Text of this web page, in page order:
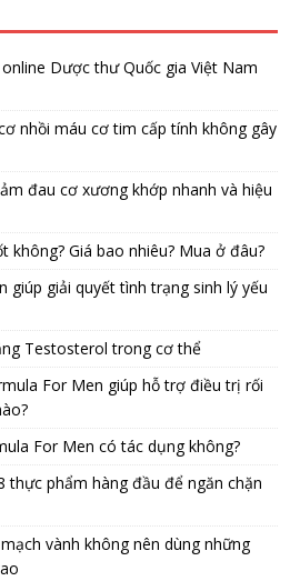
Dược thư Quốc gia Việt Nam
nhồi máu cơ tim cấp tính không gây
đau cơ xương khớp nhanh và hiệu
không? Giá bao nhiêu? Mua ở đâu?
giúp giải quyết tình trạng sinh lý yếu
Testosterol trong cơ thể
For Men giúp hỗ trợ điều trị rối
For Men có tác dụng không?
thực phẩm hàng đầu để ngăn chặn
vành không nên dùng những